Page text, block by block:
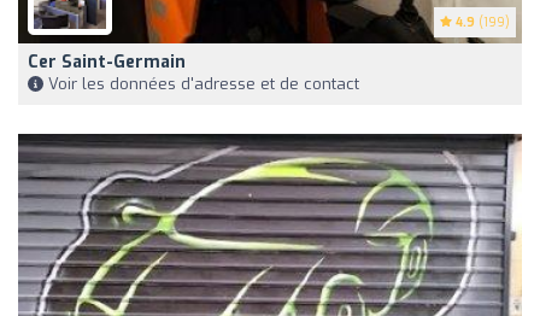
4.9 (199)
Cer Saint-Germain
Voir les données d'adresse et de contact